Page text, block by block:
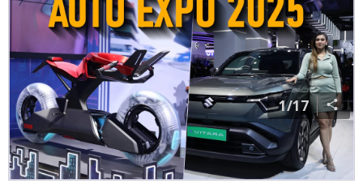
1/17